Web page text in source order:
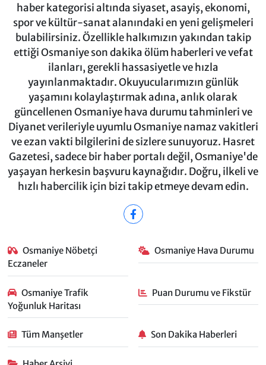
haber kategorisi altında siyaset, asayiş, ekonomi,
spor ve kültür-sanat alanındaki en yeni gelişmeleri
bulabilirsiniz. Özellikle halkımızın yakından takip
ettiği Osmaniye son dakika ölüm haberleri ve vefat
ilanları, gerekli hassasiyetle ve hızla
yayınlanmaktadır. Okuyucularımızın günlük
yaşamını kolaylaştırmak adına, anlık olarak
güncellenen Osmaniye hava durumu tahminleri ve
Diyanet verileriyle uyumlu Osmaniye namaz vakitleri
ve ezan vakti bilgilerini de sizlere sunuyoruz. Hasret
Gazetesi, sadece bir haber portalı değil, Osmaniye'de
yaşayan herkesin başvuru kaynağıdır. Doğru, ilkeli ve
hızlı habercilik için bizi takip etmeye devam edin.
Osmaniye Nöbetçi
Eczaneler
Osmaniye Hava Durumu
Osmaniye Trafik
Yoğunluk Haritası
Puan Durumu ve Fikstür
Tüm Manşetler Son Dakika Haberleri